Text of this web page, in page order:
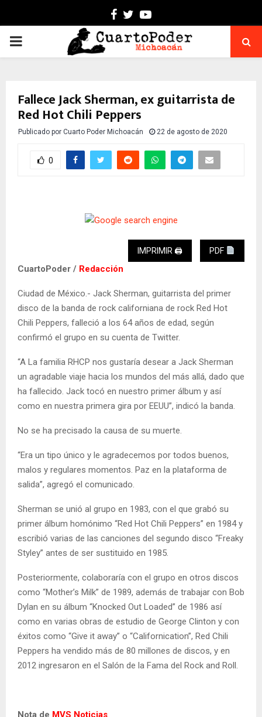
Facebook
TwitterYoutube
PRIMARY
Fallece Jack Sherman, ex guitarrista de
Red Hot Chili Peppers
Publicado por Cuarto Poder Michoacán 22 de agosto de 2020
0
IMPRIMIR 🖨 PDF
CuartoPoder / Redacción
Ciudad de México.- Jack Sherman, guitarrista del primer
disco de la banda de rock californiana de rock Red Hot
Chili Peppers, falleció a los 64 años de edad, según
confirmó el grupo en su cuenta de Twitter.
“A La familia RHCP nos gustaría desear a Jack Sherman
un agradable viaje hacia los mundos del más allá, dado que
ha fallecido. Jack tocó en nuestro primer álbum y así
como en nuestra primera gira por EEUU”, indicó la banda.
No se ha precisado la causa de su muerte.
“Era un tipo único y le agradecemos por todos buenos,
malos y regulares momentos. Paz en la plataforma de
salida”, agregó el comunicado.
Sherman se unió al grupo en 1983, con el que grabó su
primer álbum homónimo “Red Hot Chili Peppers” en 1984 y
escribió varias de las canciones del segundo disco “Freaky
Styley” antes de ser sustituido en 1985.
Posteriormente, colaboraría con el grupo en otros discos
como “Mother’s Milk” de 1989, además de trabajar con Bob
Dylan en su álbum “Knocked Out Loaded” de 1986 así
como en varias obras de estudio de George Clinton y con
éxitos como “Give it away” o “Californication”, Red Chili
Peppers ha vendido más de 80 millones de discos, y en
2012 ingresaron en el Salón de la Fama del Rock and Roll.
Nota de MVS Noticias